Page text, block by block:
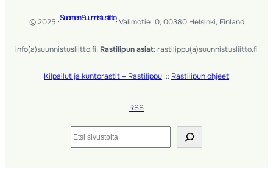
© 2025 ·Suomen Suunnistusliitto· Valimotie 10, 00380 Helsinki, Finland
info(a)suunnistusliitto.fi, Rastilipun asiat: rastilippu(a)suunnistusliitto.fi
Kilpailut ja kuntorastit – Rastilippu ::: Rastilipun ohjeet
RSS
Etsi